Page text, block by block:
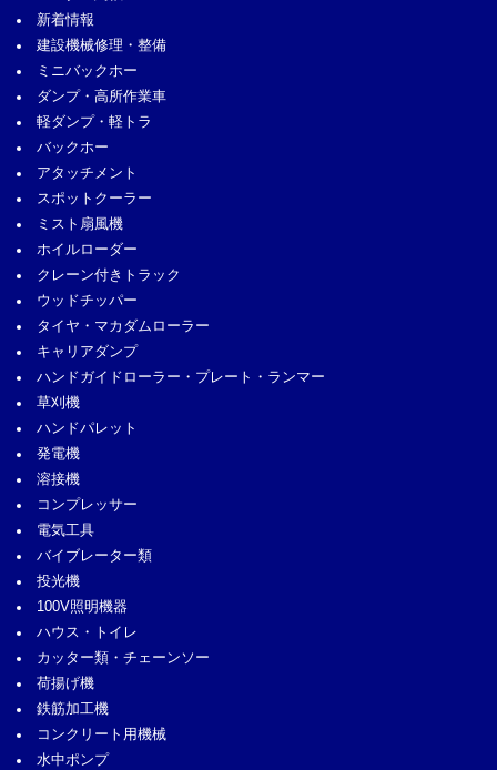
新着情報
建設機械修理・整備
ミニバックホー
ダンプ・高所作業車
軽ダンプ・軽トラ
バックホー
アタッチメント
スポットクーラー
ミスト扇風機
ホイルローダー
クレーン付きトラック
ウッドチッパー
タイヤ・マカダムローラー
キャリアダンプ
ハンドガイドローラー・プレート・ランマー
草刈機
ハンドパレット
発電機
溶接機
コンプレッサー
電気工具
バイブレーター類
投光機
100V照明機器
ハウス・トイレ
カッター類・チェーンソー
荷揚げ機
鉄筋加工機
コンクリート用機械
水中ポンプ